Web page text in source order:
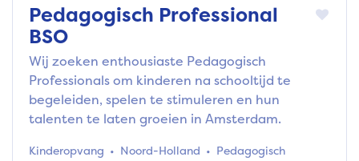
Pedagogisch Professional
BSO
Wij zoeken enthousiaste Pedagogisch
Professionals om kinderen na schooltijd te
begeleiden, spelen te stimuleren en hun
talenten te laten groeien in Amsterdam.
Kinderopvang Noord-Holland
Pedagogisch